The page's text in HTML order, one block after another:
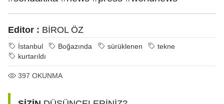
Editor : BİROL ÖZ
İstanbul Boğazında sürüklenen
tekne
kurtarıldı
397 OKUNMA